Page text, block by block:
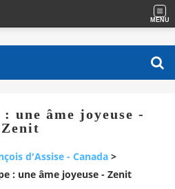
MENU
une âme joyeuse -
Zenit
d'Assise - Canada >
: une âme joyeuse - Zenit